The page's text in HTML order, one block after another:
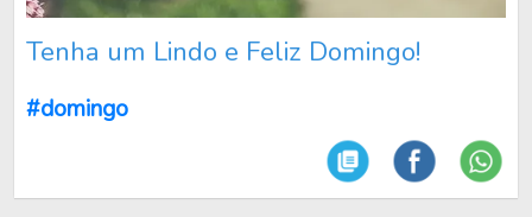
Tenha um Lindo e Feliz Domingo!
#domingo